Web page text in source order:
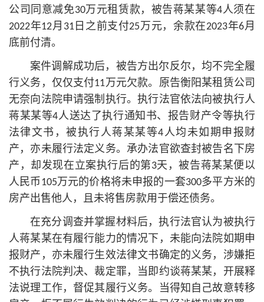
公司同意减免30万元租赁款，被告蒋某某等4人须在
2022年12月31日之前支付25万元，余款在2023年6月
底前付清。
案件调解成功后，被告方出尔反尔，均不完全履
行义务，仅仅支付11万元欠款。原告衡阳某租赁公司
无奈向法院申请强制执行。执行法官依法向被执行人
蒋某某等4人送达了执行通知书、报告财产令等执行
法律文书，被执行人蒋某某等4人均未如期申报财
产，亦未履行法定义务。承办法官欲查封被告名下房
产，却发现在立案执行后的第3天，被告蒋某某便以
人民币105万元的价格将未申报的一套300多平方米的
房产出售他人，且未将售房款用于偿还债务。
在充分调查并掌握材料后，执行法官认为被执行
人蒋某某在有履行能力的情况下，未能向法院如期申
报财产，亦未履行生效法律文书确定的义务，涉嫌拒
不执行法院判决、裁定罪，当即约谈蒋某某，开展释
法说理工作，督促其履行义务。当得知自己故意转移